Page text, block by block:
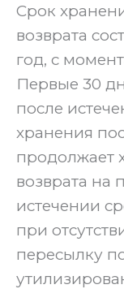
Срок
возврата
год, с
Первые 30
после
хранения
продолжает
возврата на
истечении
при
пересылку